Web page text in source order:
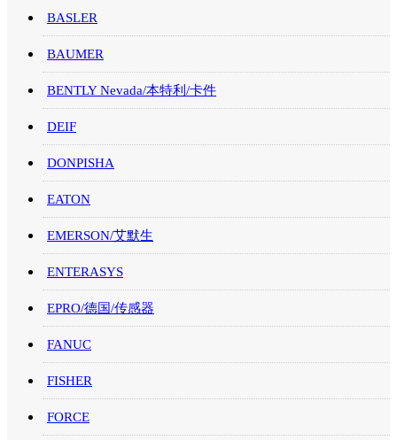
BASLER
BAUMER
BENTLY Nevada/本特利/卡件
DEIF
DONPISHA
EATON
EMERSON/艾默生
ENTERASYS
EPRO/德国/传感器
FANUC
FISHER
FORCE